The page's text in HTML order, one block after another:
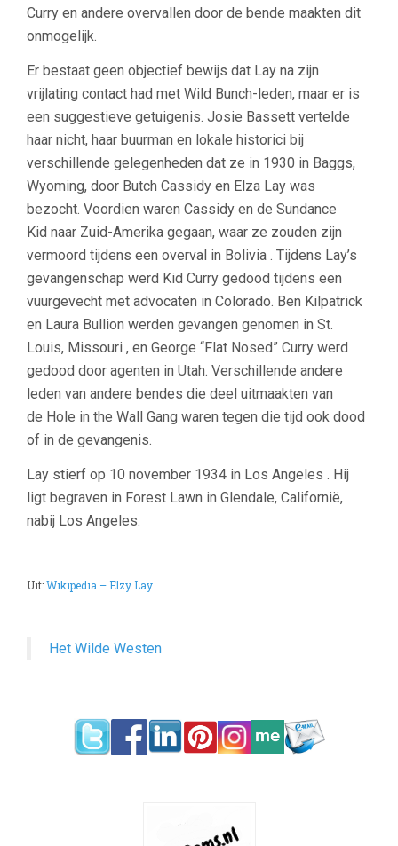
Curry en andere overvallen door de bende maakten dit
onmogelijk.
Er bestaat geen objectief bewijs dat Lay na zijn
vrijlating contact had met Wild Bunch-leden, maar er is
een suggestieve getuigenis. Josie Bassett vertelde
haar nicht, haar buurman en lokale historici bij
verschillende gelegenheden dat ze in 1930 in Baggs,
Wyoming, door Butch Cassidy en Elza Lay was
bezocht. Voordien waren Cassidy en de Sundance
Kid naar Zuid-Amerika gegaan, waar ze zouden zijn
vermoord tijdens een overval in Bolivia . Tijdens Lay’s
gevangenschap werd Kid Curry gedood tijdens een
vuurgevecht met advocaten in Colorado. Ben Kilpatrick
en Laura Bullion werden gevangen genomen in St.
Louis, Missouri , en George “Flat Nosed” Curry werd
gedood door agenten in Utah. Verschillende andere
leden van andere bendes die deel uitmaakten van
de Hole in the Wall Gang waren tegen die tijd ook dood
of in de gevangenis.
Lay stierf op 10 november 1934 in Los Angeles . Hij
ligt begraven in Forest Lawn in Glendale, Californië,
nabij Los Angeles.
Uit:Wikipedia – Elzy Lay
Het Wilde Westen